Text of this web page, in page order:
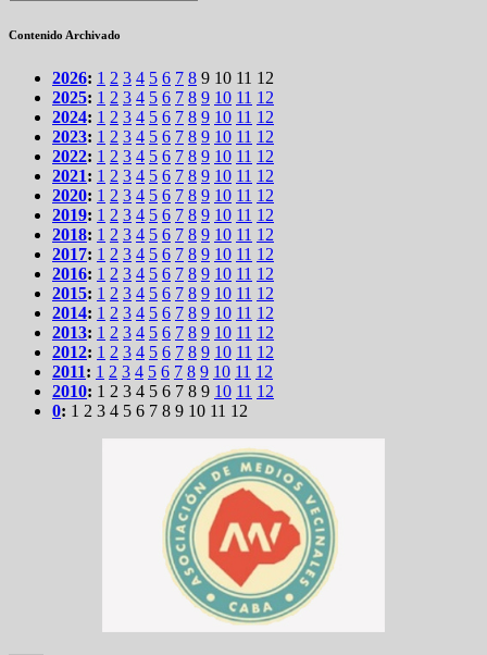
Contenido Archivado
2026: 1 2 3 4 5 6 7 8 9 10 11 12
2025: 1 2 3 4 5 6 7 8 9 10 11 12
2024: 1 2 3 4 5 6 7 8 9 10 11 12
2023: 1 2 3 4 5 6 7 8 9 10 11 12
2022: 1 2 3 4 5 6 7 8 9 10 11 12
2021: 1 2 3 4 5 6 7 8 9 10 11 12
2020: 1 2 3 4 5 6 7 8 9 10 11 12
2019: 1 2 3 4 5 6 7 8 9 10 11 12
2018: 1 2 3 4 5 6 7 8 9 10 11 12
2017: 1 2 3 4 5 6 7 8 9 10 11 12
2016: 1 2 3 4 5 6 7 8 9 10 11 12
2015: 1 2 3 4 5 6 7 8 9 10 11 12
2014: 1 2 3 4 5 6 7 8 9 10 11 12
2013: 1 2 3 4 5 6 7 8 9 10 11 12
2012: 1 2 3 4 5 6 7 8 9 10 11 12
2011: 1 2 3 4 5 6 7 8 9 10 11 12
2010: 1 2 3 4 5 6 7 8 9 10 11 12
0: 1 2 3 4 5 6 7 8 9 10 11 12